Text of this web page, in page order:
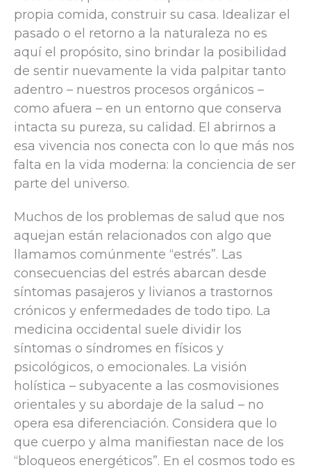
propia comida, construir su casa. Idealizar el
pasado o el retorno a la naturaleza no es
aquí el propósito, sino brindar la posibilidad
de sentir nuevamente la vida palpitar tanto
adentro – nuestros procesos orgánicos –
como afuera – en un entorno que conserva
intacta su pureza, su calidad. El abrirnos a
esa vivencia nos conecta con lo que más nos
falta en la vida moderna: la conciencia de ser
parte del universo.
Muchos de los problemas de salud que nos
aquejan están relacionados con algo que
llamamos comúnmente “estrés”. Las
consecuencias del estrés abarcan desde
síntomas pasajeros y livianos a trastornos
crónicos y enfermedades de todo tipo. La
medicina occidental suele dividir los
síntomas o síndromes en físicos y
psicológicos, o emocionales. La visión
holística – subyacente a las cosmovisiones
orientales y su abordaje de la salud – no
opera esa diferenciación. Considera que lo
que cuerpo y alma manifiestan nace de los
“bloqueos energéticos”. En el cosmos todo es